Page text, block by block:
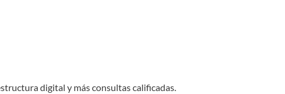
digital y más consultas calificadas.